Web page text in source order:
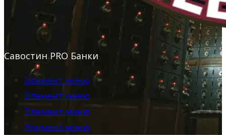
Савостин PRO Банки
Элемент меню
Элемент меню
Элемент меню
Элемент меню